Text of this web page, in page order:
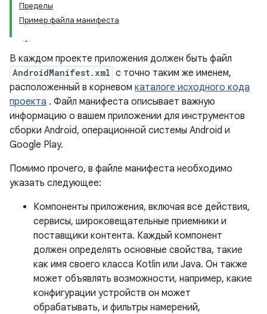
Пределы
Пример файла манифеста
В каждом проекте приложения должен быть файл
AndroidManifest.xml с точно таким же именем,
расположенный в корневом каталоге исходного кода
проекта . Файл манифеста описывает важную
информацию о вашем приложении для инструментов
сборки Android, операционной системы Android и
Google Play.
Помимо прочего, в файле манифеста необходимо
указать следующее:
Компоненты приложения, включая все действия,
сервисы, широковещательные приемники и
поставщики контента. Каждый компонент
должен определять основные свойства, такие
как имя своего класса Kotlin или Java. Он также
может объявлять возможности, например, какие
конфигурации устройств он может
обрабатывать, и фильтры намерений,